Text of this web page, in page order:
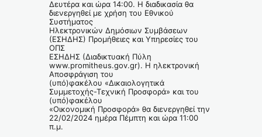
Δευτέρα και ώρα 14:00. Η διαδικασία θα
διενεργηθεί με χρήση του Εθνικού
Συστήματος
Ηλεκτρονικών Δημόσιων Συμβάσεων
(ΕΣΗΔΗΣ) Προμήθειες και Υπηρεσίες του
ΟΠΣ
ΕΣΗΔΗΣ (Διαδικτυακή Πύλη
www.promitheus.gov.gr). Η ηλεκτρονική
Αποσφράγιση του
(υπό)φακέλου «Δικαιολογητικά
Συμμετοχής-Τεχνική Προσφορά» και του
(υπό)φακέλου
«Οικονομική Προσφορά» θα διενεργηθεί την
22/02/2024 ημέρα Πέμπτη και ώρα 11:00
π.μ.